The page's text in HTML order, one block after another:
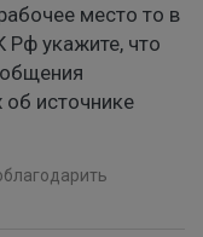
место то в
Рф укажите, что
источнике